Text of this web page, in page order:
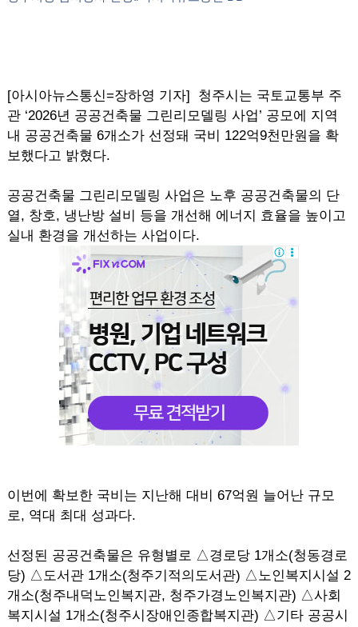
[아시아뉴스통신=장하영 기자] 청주시는 국토교통부 주
관 ‘2026년 공공건축물 그린리모델링 사업’ 공모에 지역
내 공공건축물 6개소가 선정돼 국비 122억9천만원을 확
보했다고 밝혔다.
공공건축물 그린리모델링 사업은 노후 공공건축물의 단
열, 창호, 냉난방 설비 등을 개선해 에너지 효율을 높이고
실내 환경을 개선하는 사업이다.
이번에 확보한 국비는 지난해 대비 67억원 늘어난 규모
로, 역대 최대 성과다.
선정된 공공건축물은 유형별로 △경로당 1개소(청동경로
당) △도서관 1개소(청주기적의도서관) △노인복지시설 2
개소(청주내덕노인복지관, 청주가경노인복지관) △사회
복지시설 1개소(청주시장애인종합복지관) △기타 공공시